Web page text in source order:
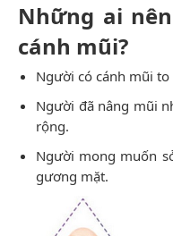
Những ai
cánh mũi?
Người có cánh mũi
Người đã nâng mũi
rộng.
Người mong muốn
gương mặt.